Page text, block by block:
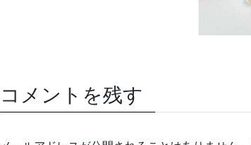
コメントを残す